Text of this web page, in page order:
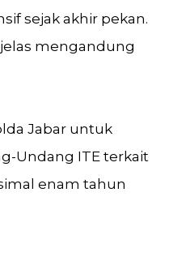
sejak akhir pekan.
mengandung
Jabar untuk
Undang ITE terkait
enam tahun